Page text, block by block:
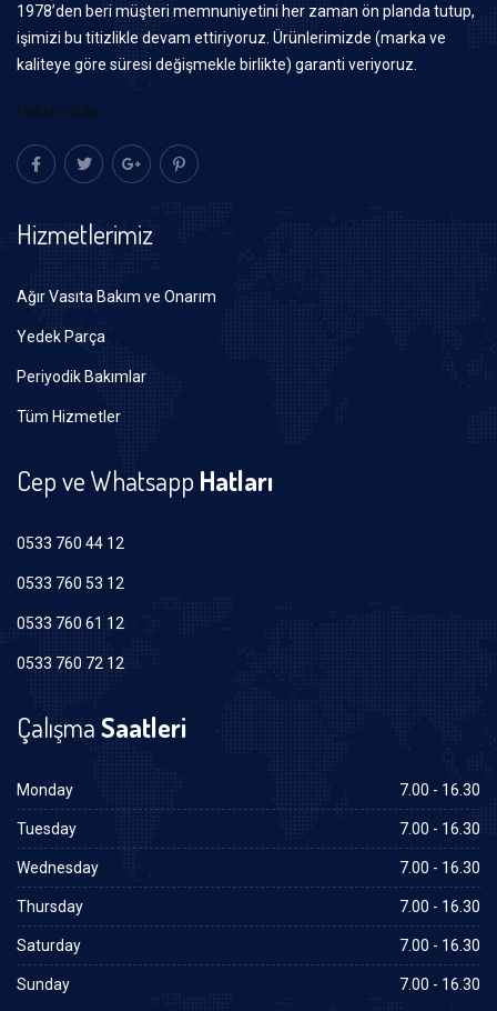
1978’den beri müşteri memnuniyetini her zaman ön planda tutup,
işimizi bu titizlikle devam ettiriyoruz. Ürünlerimizde (marka ve
kaliteye göre süresi değişmekle birlikte) garanti veriyoruz.
Hakkımızda
Hizmetlerimiz
Ağır Vasıta Bakım ve Onarım
Yedek Parça
Periyodik Bakımlar
Tüm Hizmetler
Cep ve Whatsapp Hatları
0533 760 44 12
0533 760 53 12
0533 760 61 12
0533 760 72 12
ÇalışmaSaatleri
Monday 7.00 - 16.30
Tuesday 7.00 - 16.30
Wednesday 7.00 - 16.30
Thursday 7.00 - 16.30
Saturday 7.00 - 16.30
Sunday 7.00 - 16.30